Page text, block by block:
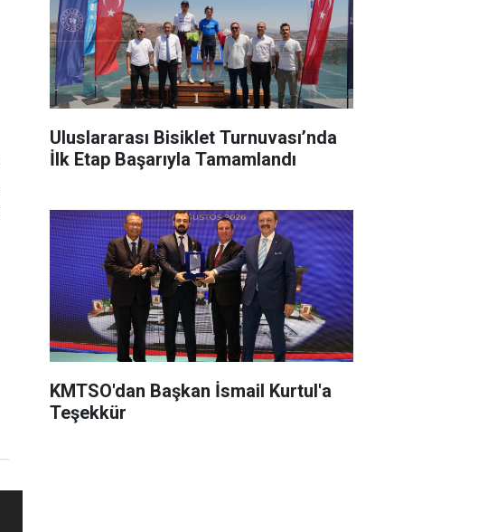
Uluslararası Bisiklet Turnuvası’nda
İlk Etap Başarıyla Tamamlandı
KMTSO'dan Başkan İsmail Kurtul'a
Teşekkür